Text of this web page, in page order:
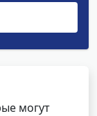
могут